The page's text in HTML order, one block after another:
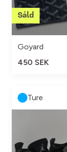
Goyard
450 SEK
Ture